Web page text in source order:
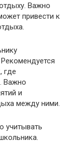
Важно
привести к
где
Важно
и
между ними.
учитывать